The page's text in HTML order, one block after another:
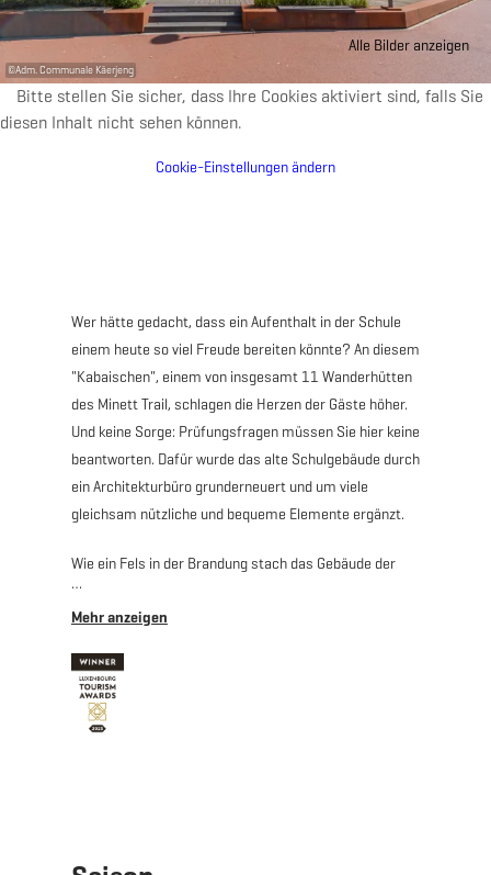
©Adm. Communale Käerjeng
Alle Bilder anzeigen
Bitte stellen Sie sicher, dass Ihre Cookies aktiviert sind, falls Sie
diesen Inhalt nicht sehen können.
Cookie-Einstellungen ändern
Wer hätte gedacht, dass ein Aufenthalt in der Schule
einem heute so viel Freude bereiten könnte? An diesem
"Kabaischen", einem von insgesamt 11 Wanderhütten
des Minett Trail, schlagen die Herzen der Gäste höher.
Und keine Sorge: Prüfungsfragen müssen Sie hier keine
beantworten. Dafür wurde das alte Schulgebäude durch
ein Architekturbüro grunderneuert und um viele
gleichsam nützliche und bequeme Elemente ergänzt.
Wie ein Fels in der Brandung stach das Gebäude der
alten Linger Schule seit jeher durch ihr massives,
unerschütterliches Erscheinungsbild aus dem Rest des
Symbolcharakter wollte man bei der neuen
Ausarbeitung im Kader des Minett Trails
selbstverständlich gerecht werden; deshalb wurde sich